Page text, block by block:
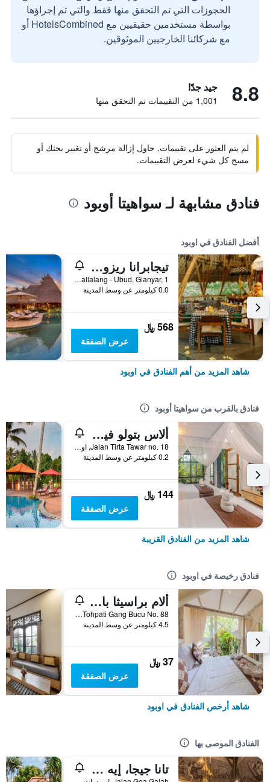
الحجوزات التي تم التحقق منها فقط والتي تم إجراؤها
بواسطة مستخدمين حقيقيين مع HotelsCombined أو
مع شركائنا الخارجيين الموثوقين.
8.8 جيد جدًا
1,001 من التقييمات تم التحقق منها
لم يتم العثور على تقييمات. حاول إزالة مرشح أو تغيير بحثك أو
مسح كل شيء لعرض التقييمات.
فنادق مشابهة لـ سواهيتا أوبود
أفضل الفنادق في اوبود
تيجابرانا ريزورت آند سبا
Banjar Sapat, Tegallalang - Ubud, Gianyar, 1, اوبود, إندونيسيا
0.0 كيلومتر عن وسط المدينة
568 ﷼
عرض الصفقة
شاهد المزيد من أهم الفنادق في اوبود
فنادق بالقرب من سواهيتا أوبود
ألاس بتولو فيلا ريزورت آند سبا
Jalan Tirta Tawar no. 18, اوبود, إندونيسيا
0.2 كيلومتر عن وسط المدينة
144 ﷼
عرض الصفقة
شاهد المزيد من الفنادق القريبة
فنادق رخيصة في اوبود
ألام براسيثا بالي أوبود
Banjar Tohpati Gang Bucu No. 88, اوبود, إندونيسيا
4.5 كيلومتر عن وسط المدينة
37 ﷼
عرض الصفقة
شاهد أرخص الفنادق في اوبود
الفنادق الموصى بها
تانا جيجا، إيه ريزورت باي هاديبرانا